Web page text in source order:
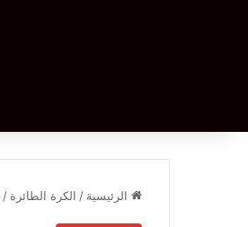
الرئيسية / الكرة الطائرة /